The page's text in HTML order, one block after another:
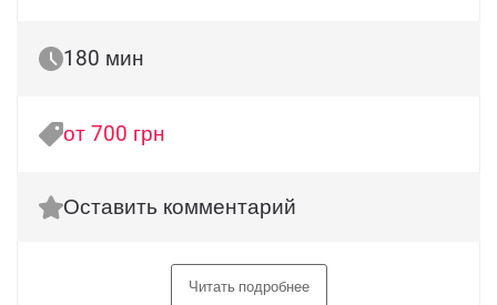
180 мин
от 700 грн
Оставить комментарий
Читать подробнее